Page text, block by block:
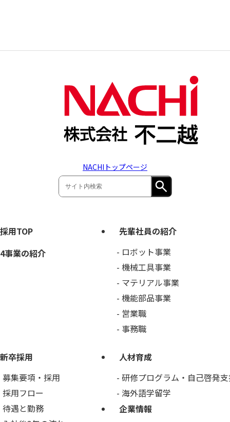
NACHIトップページ
採用TOP
4事業の紹介
先輩社員の紹介
ロボット事業
機械工具事業
マテリアル事業
機能部品事業
営業職
事務職
新卒採用
募集要項・採用
採用フロー
待遇と勤務
人材育成
研修プログラム・自己啓発
海外語学留学
企業情報